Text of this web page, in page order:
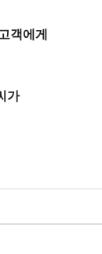
객에게
가